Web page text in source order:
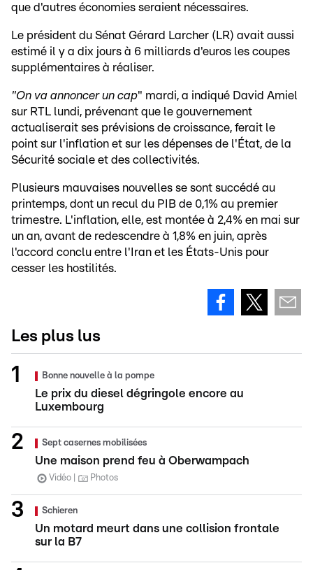
que d'autres économies seraient nécessaires.
Le président du Sénat Gérard Larcher (LR) avait aussi
estimé il y a dix jours à 6 milliards d'euros les coupes
supplémentaires à réaliser.
"On va annoncer un cap" mardi, a indiqué David Amiel
sur RTL lundi, prévenant que le gouvernement
actualiserait ses prévisions de croissance, ferait le
point sur l'inflation et sur les dépenses de l'État, de la
Sécurité sociale et des collectivités.
Plusieurs mauvaises nouvelles se sont succédé au
printemps, dont un recul du PIB de 0,1% au premier
trimestre. L'inflation, elle, est montée à 2,4% en mai sur
un an, avant de redescendre à 1,8% en juin, après
l'accord conclu entre l'Iran et les États-Unis pour
cesser les hostilités.
Les plus lus
Bonne nouvelle à la pompe
Le prix du diesel dégringole encore au
Luxembourg
Sept casernes mobilisées
Une maison prend feu à Oberwampach
Vidéo Photos
Schieren
Un motard meurt dans une collision frontale
sur la B7